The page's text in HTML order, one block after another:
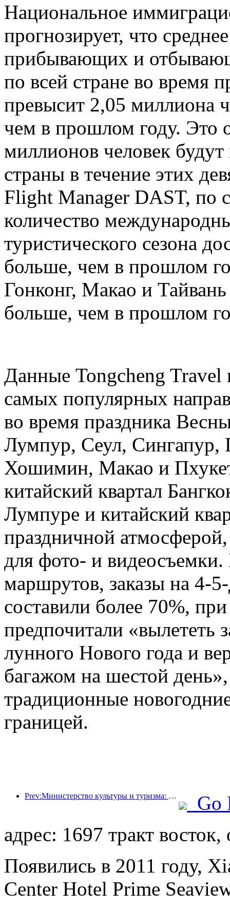
Национальное
прогнозирует, что
прибывающих и
по всей стране во время
превысит 2,05 миллиона
чем в прошлом году. Это
миллионов человек будут
страны в течение этих
Flight Manager DAST, по
количество
туристического сезона
больше, чем в прошлом
Гонконг, Макао и
больше, чем в прошлом
Данные Tongcheng Travel
самых популярных
во время праздника
Лумпур, Сеул, Сингапур,
Хошимин, Макао и
китайский квартал
Лумпуре и китайский
праздничной
для фото- и
маршрутов, заказы на 4-
составили более 70%,
предпочитали «вылететь
лунного Нового года и
багажом на шестой
традиционные
границей.
Prev:Министерство культуры и туризма: запуск 22 тематических мероприятий в рамках 7 основных направлений.
Go
адрес: 1697 тракт
Появились в 2011 году,
Center Hotel Prime